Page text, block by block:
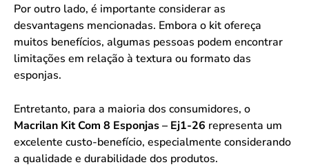
Por outro lado, é importante considerar as
desvantagens mencionadas. Embora o kit ofereça
muitos benefícios, algumas pessoas podem encontrar
limitações em relação à textura ou formato das
esponjas.
Entretanto, para a maioria dos consumidores, o
Macrilan Kit Com 8 Esponjas – Ej1-26 representa um
excelente custo-benefício, especialmente considerando
a qualidade e durabilidade dos produtos.